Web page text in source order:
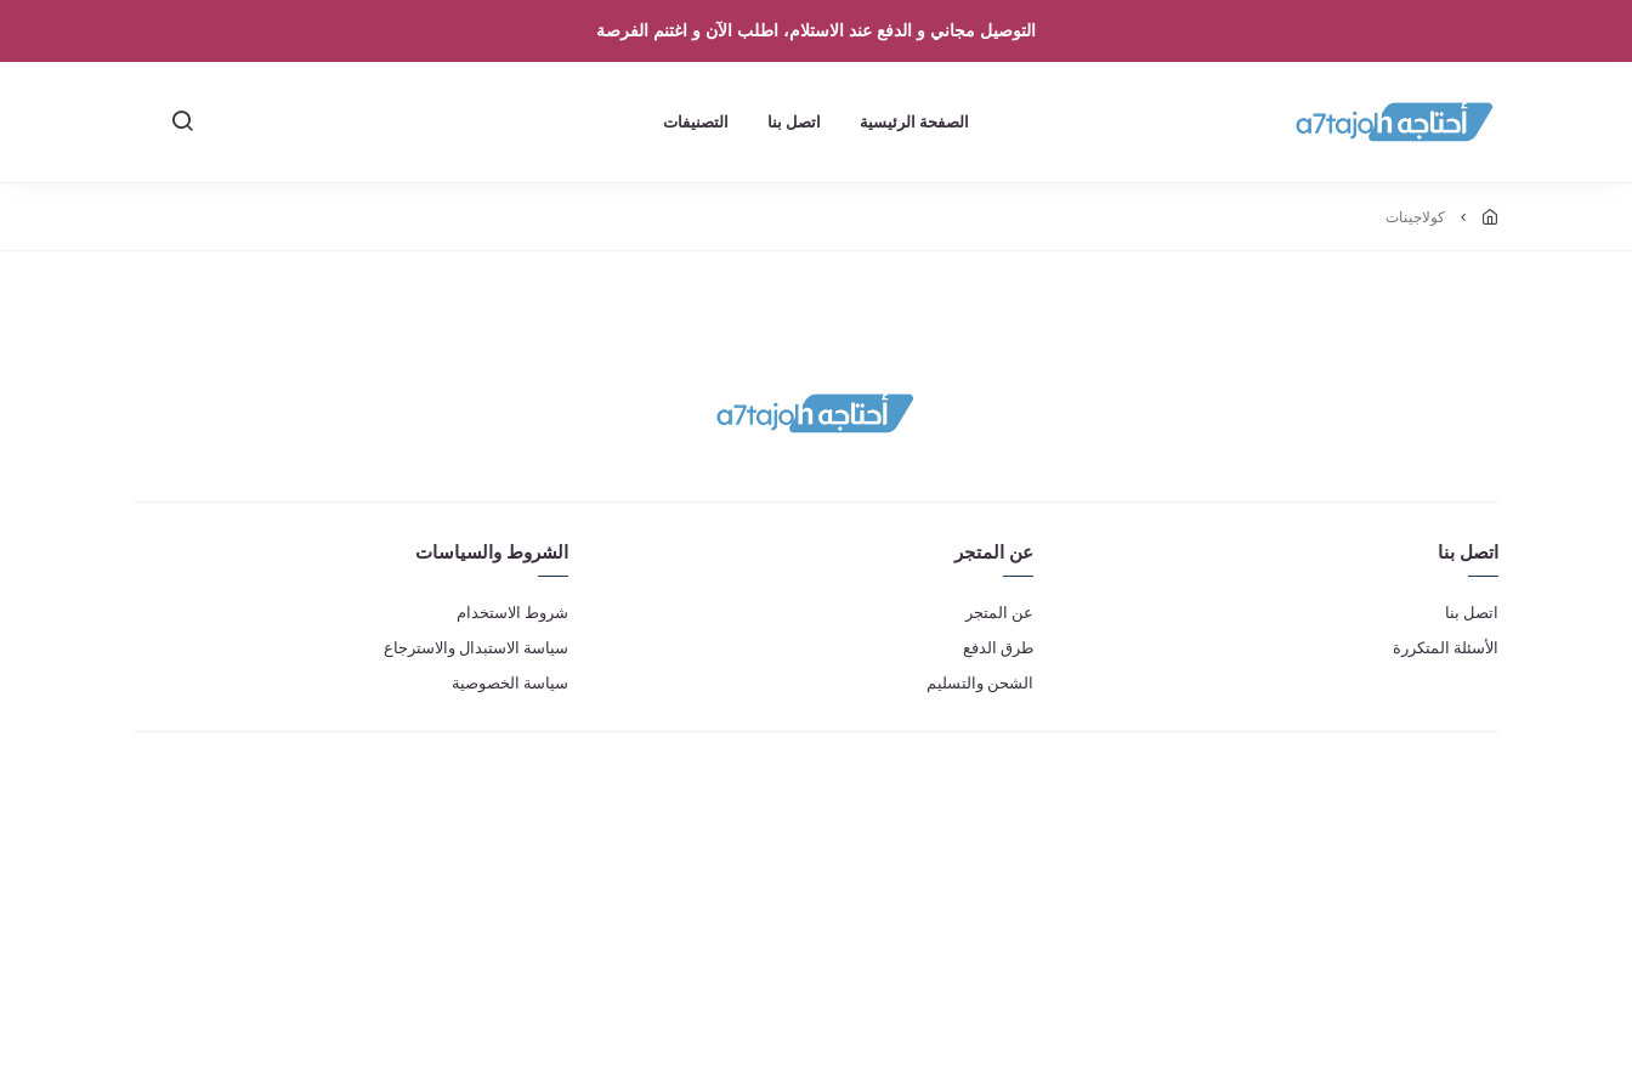
التوصيل مجاني و الدفع عند الاستلام، اطلب الآن و اغتنم الفرصة
الصفحة الرئيسية اتصل بنا التصنيفات
كولاجينات
اتصل بنا
اتصل بنا
الأسئلة المتكررة
عن المتجر
عن المتجر
طرق الدفع
الشحن والتسليم
الشروط والسياسات
شروط الاستخدام
سياسة الاستبدال والاسترجاع
سياسة الخصوصية